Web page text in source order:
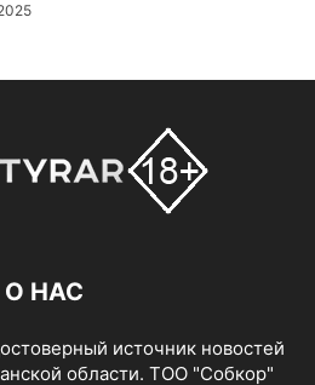
О НАС
источник новостей
области. ТОО "Собкор"